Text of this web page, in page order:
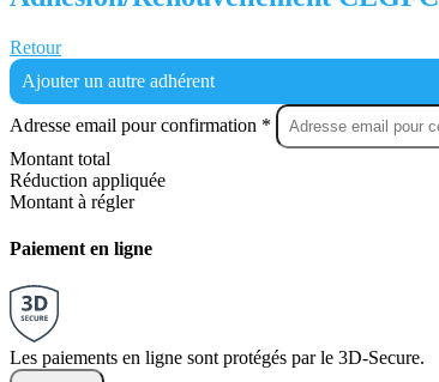
Retour
Ajouter un autre adhérent
Adresse email pour confirmation *
Montant total
Réduction appliquée
Montant à régler
Paiement en ligne
Les paiements en ligne sont protégés par le 3D-Secure.